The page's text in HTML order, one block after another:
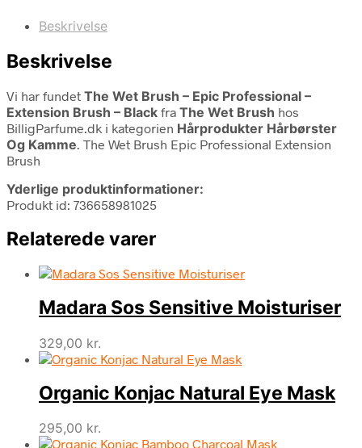
Beskrivelse
Beskrivelse
Vi har fundet The Wet Brush – Epic Professional –
Extension Brush – Black fra The Wet Brush hos
BilligParfume.dk i kategorien Hårprodukter Hårbørster
Og Kamme. The Wet Brush Epic Professional Extension
Brush
Yderlige produktinformationer:
Produkt id: 736658981025
Relaterede varer
Madara Sos Sensitive Moisturiser
329,00 kr.
Organic Konjac Natural Eye Mask
295,00 kr.